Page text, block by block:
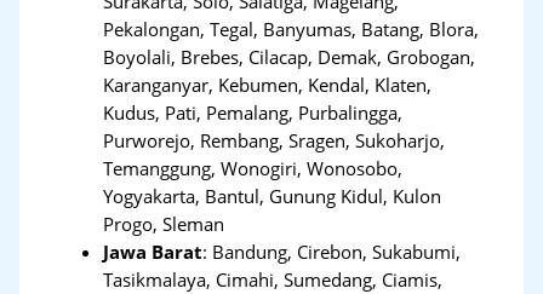
Pekalongan, Tegal, Banyumas, Batang, Blora,
Boyolali, Brebes, Cilacap, Demak, Grobogan,
Karanganyar, Kebumen, Kendal, Klaten,
Kudus, Pati, Pemalang, Purbalingga,
Purworejo, Rembang, Sragen, Sukoharjo,
Temanggung, Wonogiri, Wonosobo,
Yogyakarta, Bantul, Gunung Kidul, Kulon
Progo, Sleman
Jawa Barat: Bandung, Cirebon, Sukabumi,
Tasikmalaya, Cimahi, Sumedang, Ciamis,